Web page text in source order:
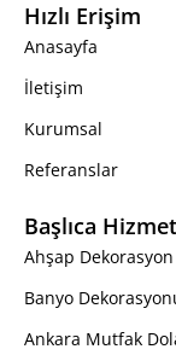
Hızlı Erişim
Anasayfa
İletişim
Kurumsal
Referanslar
Başlıca
Ahşap Dekorasyon
Banyo
Ankara Mutfak